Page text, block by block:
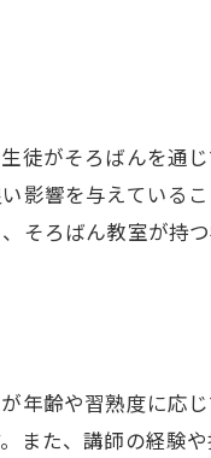
徒がそろばんを通
影響を与えている
そろばん教室が持
年齢や習熟度に応
また、講師の経験